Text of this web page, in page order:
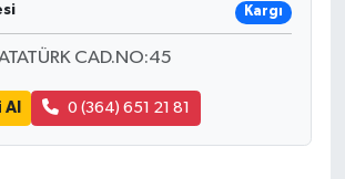
Kargı
CAD.NO:45
0 (364) 651 21 81